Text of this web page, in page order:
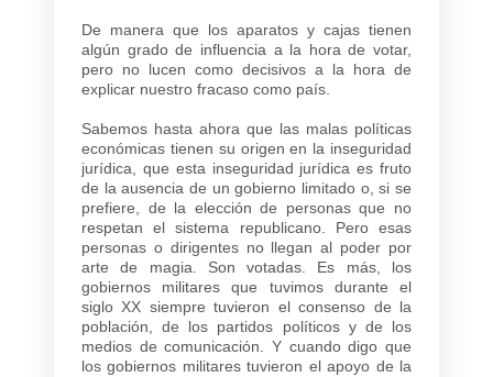
De manera que los aparatos y cajas tienen
algún grado de influencia a la hora de votar,
pero no lucen como decisivos a la hora de
explicar nuestro fracaso como país.
Sabemos hasta ahora que las malas políticas
económicas tienen su origen en la inseguridad
jurídica, que esta inseguridad jurídica es fruto
de la ausencia de un gobierno limitado o, si se
prefiere, de la elección de personas que no
respetan el sistema republicano. Pero esas
personas o dirigentes no llegan al poder por
arte de magia. Son votadas. Es más, los
gobiernos militares que tuvimos durante el
siglo XX siempre tuvieron el consenso de la
población, de los partidos políticos y de los
medios de comunicación. Y cuando digo que
los gobiernos militares tuvieron el apoyo de la